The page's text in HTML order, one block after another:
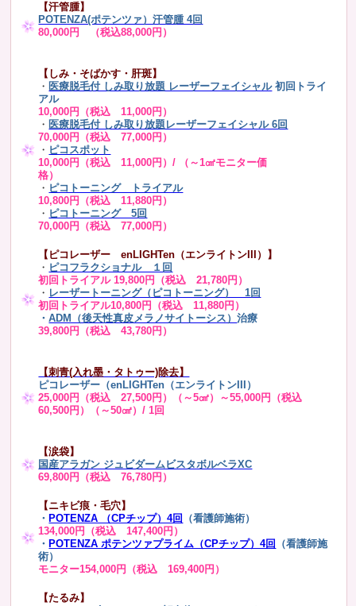
【汗管腫】
POTENZA(ポテンツァ）汗管腫 4回
80,000円 （税込88,000円）
【しみ・そばかす・肝斑】
・ 医療脱毛付 しみ取り放題 レーザーフェイシャル 初回トライ
アル
10,000円（税込 11,000円）
・ 医療脱毛付 しみ取り放題レーザーフェイシャル 6回
70,000円（税込 77,000円）
・ ピコスポット
10,000円（税込 11,000円）/ （～1㎠モニター価
格）
・ ピコトーニング トライアル
10,800円（税込 11,880円）
・ ピコトーニング 5回
70,000円（税込 77,000円）
【ピコレーザー enLIGHTen（エンライトンIII）】
・ ピコフラクショナル １回
初回トライアル 19,800円（税込 21,780円）
・ レーザートーニング（ピコトーニング） 1回
初回トライアル10,800円（税込 11,880円）
・ADM（後天性真皮メラノサイトーシス）治療
39,800円（税込 43,780円）
【刺青(入れ墨・タトゥー)除去】
ピコレーザー（enLIGHTen（エンライトンIII）
25,000円（税込 27,500円）（～5㎠）～55,000円（税込
60,500円）（～50㎠）/ 1回
【涙袋】
国産アラガン ジュビダームビスタボルベラXC
69,800円（税込 76,780円）
【ニキビ痕・毛穴】
・ POTENZA （CPチップ）4回
（看護師施術）
134,000円（税込 147,400円）
・ POTENZA ポテンツァプライム（CPチップ）4回
（看護師施
術）
モニター154,000円（税込 169,400円）
【たるみ】